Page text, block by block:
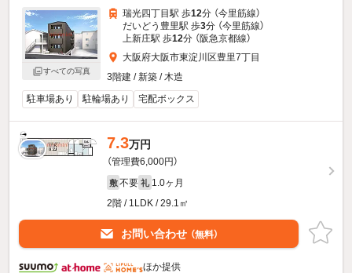
すべての写真
瑞光四丁目駅 歩12分 （今里筋線）
だいどう豊里駅 歩3分 （今里筋線）
上新庄駅 歩12分 （阪急京都線）
大阪府大阪市東淀川区豊里7丁目
3階建 / 新築 / 木造
駐車場あり
駐輪場あり 宅配ボックス
7.3万円
（管理費6,000円）
敷 不要 礼 1.0ヶ月
2階 / 1LDK / 29.1㎡
お問い合わせ （無料）
ほか提供